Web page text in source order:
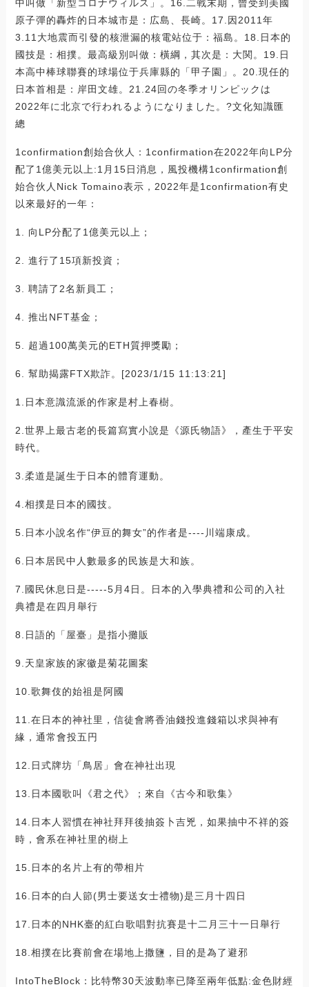
中叫做「新型コロナウィルス」。16.二戰末期，曾受到美國
原子彈的轟炸的日本城市是：広島、長崎。17.因2011年
3.11大地震而引發的核泄漏的核電站位于：福島。18.日本的
國技是：相撲。最高級別叫做：橫綱，其次是：大関。19.日
本高中棒球聯賽的球場位于兵庫縣的「甲子園」。20.現任的
日本首相是：岸田文雄。21.24回の冬季オリンピックは
2022年に北京で行われるようになりました。?文化知識匯
總
1confirmation創始合伙人：1confirmation在2022年向LP分
配了1億美元以上:1月15日消息，風投機構1confirmation創
始合伙人Nick Tomaino表示，2022年是1confirmation有史
以來最好的一年：
1. 向LP分配了1億美元以上；
2. 進行了15項新投資；
3. 聘請了2名新員工；
4. 推出NFT基金；
5. 超過100萬美元的ETH質押獎勵；
6. 幫助揭露FTX欺詐。[2023/1/15 11:13:21]
1.日本意識流派的作家是村上春樹。
2.世界上最古老的長篇寫實小說是《源氏物語》，產生于平安
時代。
3.柔道是誕生于日本的體育運動。
4.相撲是日本的國技。
5.日本小說名作“伊豆的舞女”的作者是----川端康成。
6.日本居民中人數最多的民族是大和族。
7.國民休息日是-----5月4日。日本的入學典禮和公司的入社
典禮是在四月舉行
8.日語的「屋臺」是指小攤販
9.天皇家族的家徽是菊花圖案
10.歌舞伎的始祖是阿國
11.在日本的神社里，信徒會將香油錢投進錢箱以求與神有
緣，通常會投五円
12.日式牌坊「鳥居」會在神社出現
13.日本國歌叫《君之代》；來自《古今和歌集》
14.日本人習慣在神社拜拜後抽簽卜吉兇，如果抽中不祥的簽
時，會系在神社里的樹上
15.日本的名片上有的帶相片
16.日本的白人節(男士要送女士禮物)是三月十四日
17.日本的NHK臺的紅白歌唱對抗賽是十二月三十一日舉行
18.相撲在比賽前會在場地上撒鹽，目的是為了避邪
IntoTheBlock：比特幣30天波動率已降至兩年低點:金色財經